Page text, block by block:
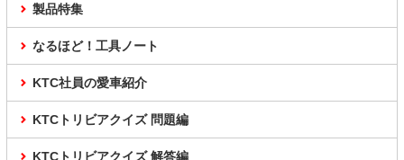
製品特集
なるほど！工具ノート
KTC社員の愛車紹介
KTCトリビアクイズ 問題編
KTCトリビアクイズ 解答編